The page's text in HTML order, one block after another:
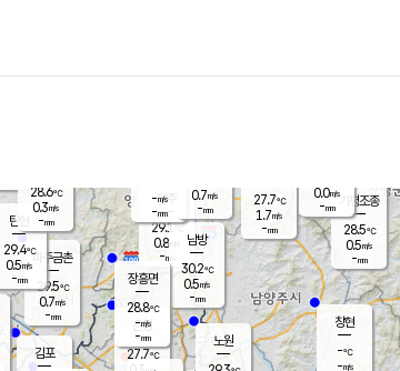
양주
29.1℃
0.8
-mm
파주금촌
29.5℃
0.7m/s
-mm
가평조종
28.5℃
0.5m/s
-mm
27.7℃
1.7m/s
-mm
창현
-℃
-m/s
탄현
29.4℃
0.5m/s
-mm
0.0m/s
-mm
김포
은평
27.7℃
노원
남방
30.2℃
0.5m/s
-mm
장흥면
28.8℃
-m/s
-mm
-m/s
-mm
28.6℃
0.3m/s
-mm
0.7m/s
-mm